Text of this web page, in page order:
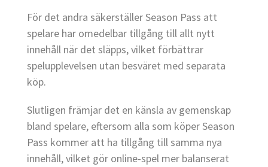
För det andra säkerställer Season Pass att
spelare har omedelbar tillgång till allt nytt
innehåll när det släpps, vilket förbättrar
spelupplevelsen utan besväret med separata
köp.
Slutligen främjar det en känsla av gemenskap
bland spelare, eftersom alla som köper Season
Pass kommer att ha tillgång till samma nya
innehåll, vilket gör online-spel mer balanserat